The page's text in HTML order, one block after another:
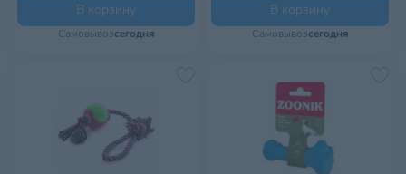
В корзину
Самовывозсегодня
В корзину
Самовывозсегодня